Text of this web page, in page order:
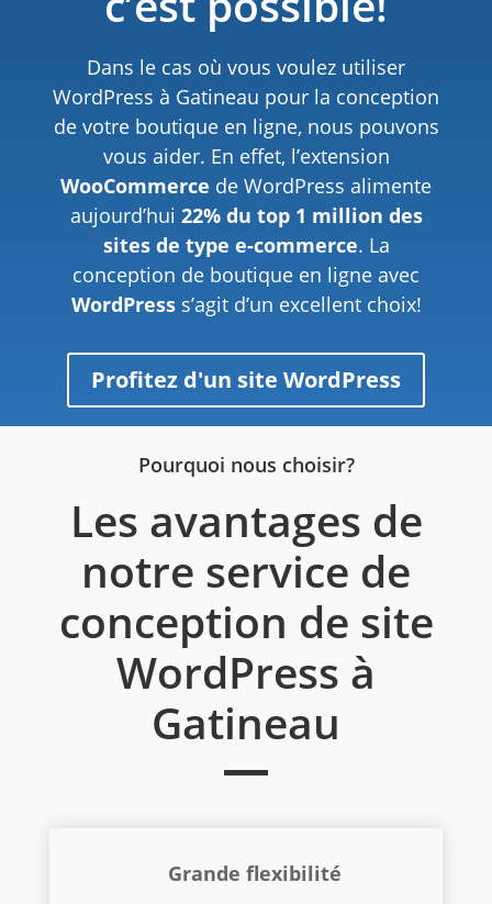
Dans le cas où vous voulez utiliser
WordPress à Gatineau pour la conception
de votre boutique en ligne, nous pouvons
vous aider. En effet, l’extension
WooCommerce de WordPress alimente
aujourd’hui 22% du top 1 million des
sites de type e-commerce. La
conception de boutique en ligne avec
WordPresss’agit d’un excellent choix!
Profitez d'un site WordPress
Pourquoi nous choisir?
Les avantages de
notre service de
conception de site
WordPress à
Gatineau
Grande flexibilité